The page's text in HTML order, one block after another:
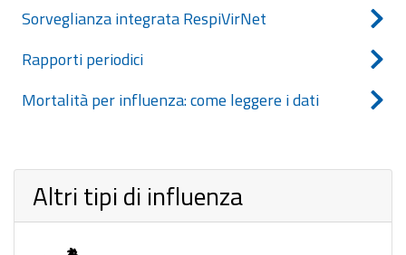
Sorveglianza integrata RespiVirNet
Rapporti periodici
Mortalità per influenza: come leggere i dati
Altri tipi di influenza